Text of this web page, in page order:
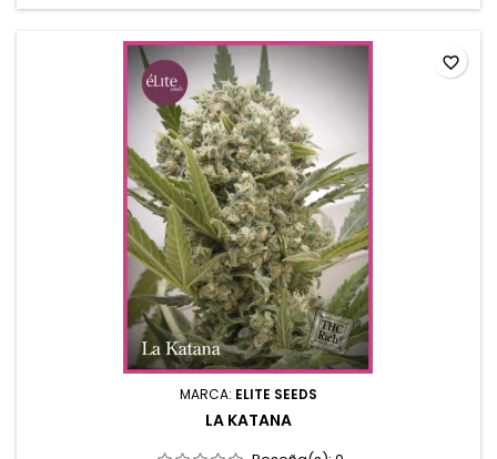
y...
MARCA: ELITE SEEDS
LA KATANA
favorite_border